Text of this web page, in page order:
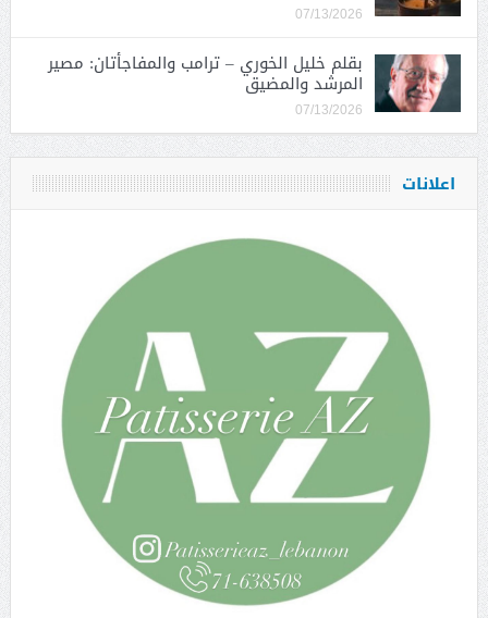
07/13/2026
بقلم خليل الخوري – ترامب والمفاجأتان: مصير
المرشد والمضيق
07/13/2026
اعلانات